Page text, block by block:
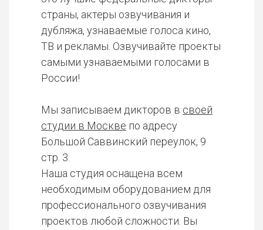
страны, актеры озвучивания и
дубляжа, узнаваемые голоса кино,
ТВ и рекламы. Озвучивайте проекты
самыми узнаваемыми голосами в
России!
Мы записываем дикторов в своей
студии в Москве по адресу
Большой Саввинский переулок, 9
стр. 3.
Наша студия оснащена всем
необходимым оборудованием для
профессионального озвучивания
проектов любой сложности. Вы